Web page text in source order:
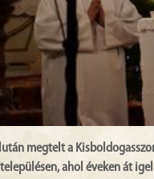
megtelt a
ahol éveken át